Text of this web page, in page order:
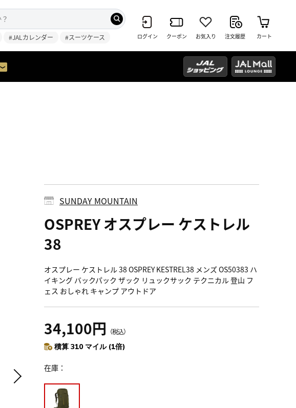
#JALカレンダー #スーツケース ログイン クーポン お気入り 注文履歴 カート
SUNDAY MOUNTAIN
OSPREY オスプレー ケストレル
38
オスプレー ケストレル 38 OSPREY KESTREL38 メンズ OS50383 ハ
イキング バックパック ザック リュックサック テクニカル 登山 フ
ェス おしゃれ キャンプ アウトドア
34,100円 （税込）
積算 310 マイル (1倍)
在庫